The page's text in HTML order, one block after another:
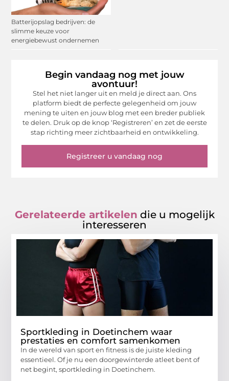
Batterijopslag bedrijven: de
slimme keuze voor
energiebewust ondernemen
Begin vandaag nog met jouw
avontuur!
Stel het niet langer uit en meld je direct aan. Ons
platform biedt de perfecte gelegenheid om jouw
mening te uiten en jouw blog met een breder publiek
te delen. Druk op de knop ‘Registreren’ en zet de eerste
stap richting meer zichtbaarheid en ontwikkeling.
Registreer u vandaag nog
Gerelateerde artikelen die u mogelijk
interesseren
Sportkleding in Doetinchem waar
prestaties en comfort samenkomen
In de wereld van sport en fitness is de juiste kleding
essentieel. Of je nu een doorgewinterde atleet bent of
net begint, sportkleding in Doetinchem.